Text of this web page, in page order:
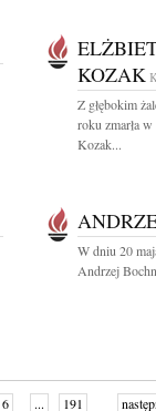
KOZAK
Z głębokim
roku zmarła
Kozak...
W dniu 20
Andrzej
6 ... 191